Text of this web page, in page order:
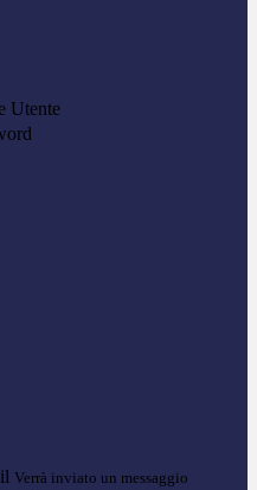
Utente
Verrà inviato un messaggio